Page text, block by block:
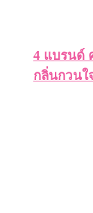
4 แบรนด์
กลิ่นกวนใ